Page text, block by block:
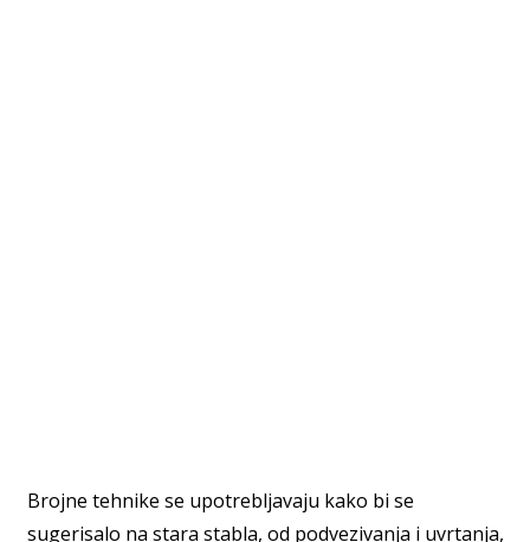
Brojne tehnike se upotrebljavaju kako bi se
sugerisalo na stara stabla, od podvezivanja i uvrtanja,